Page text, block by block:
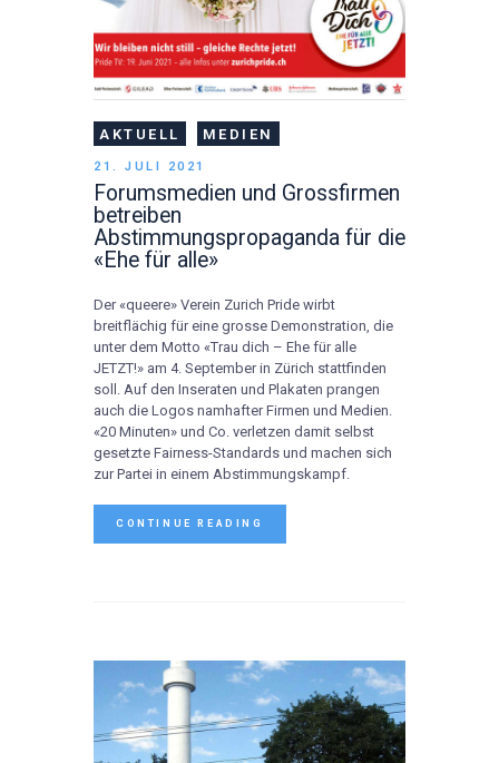
AKTUELL MEDIEN
21. JULI 2021
Forumsmedien und Grossfirmen
betreiben
Abstimmungspropaganda für die
«Ehe für alle»
Der «queere» Verein Zurich Pride wirbt
breitflächig für eine grosse Demonstration, die
unter dem Motto «Trau dich – Ehe für alle
JETZT!» am 4. September in Zürich stattfinden
soll. Auf den Inseraten und Plakaten prangen
auch die Logos namhafter Firmen und Medien.
«20 Minuten» und Co. verletzen damit selbst
gesetzte Fairness-Standards und machen sich
zur Partei in einem Abstimmungskampf.
CONTINUE READING